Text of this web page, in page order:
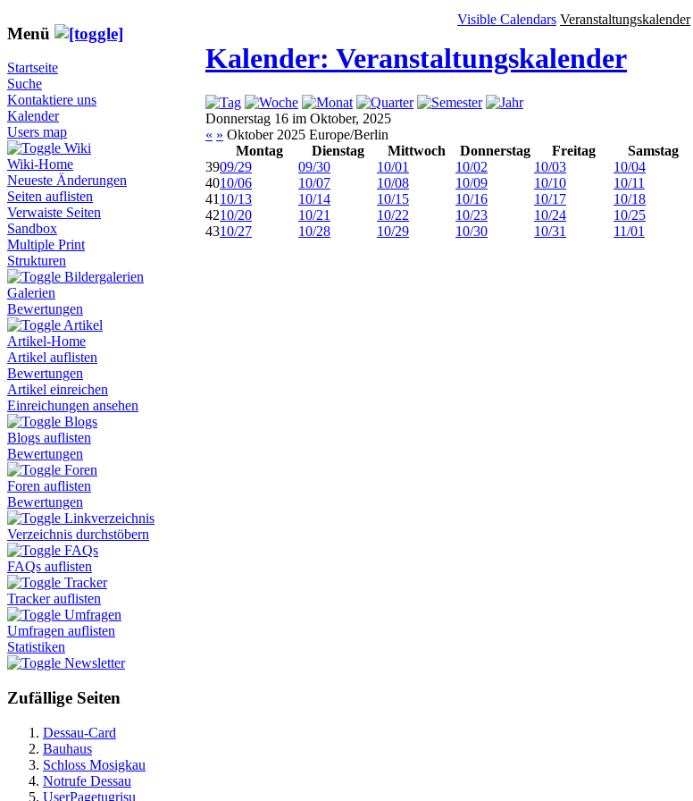
Menü
Startseite
Suche
Kontaktiere uns
Kalender
Users map
Wiki
Wiki-Home
Neueste Änderungen
Seiten auflisten
Verwaiste Seiten
Sandbox
Multiple Print
Strukturen
Bildergalerien
Galerien
Bewertungen
Artikel
Artikel-Home
Artikel auflisten
Bewertungen
Artikel einreichen
Einreichungen ansehen
Blogs
Blogs auflisten
Bewertungen
Foren
Foren auflisten
Bewertungen
Linkverzeichnis
Verzeichnis durchstöbern
FAQs
FAQs auflisten
Tracker
Tracker auflisten
Umfragen
Umfragen auflisten
Statistiken
Newsletter
Zufällige Seiten
Dessau-Card
Bauhaus
Schloss Mosigkau
Notrufe Dessau
UserPagetugrisu
Visible Calendars Veranstaltungskalender
Kalender: Veranstaltungskalender
Donnerstag 16 im Oktober, 2025
« » Oktober 2025 Europe/Berlin
Montag
Dienstag Mittwoch Donnerstag Freitag Samstag
3909/29 09/30 10/01 10/02 10/03 10/04
4010/06 10/07 10/08 10/09 10/10 10/11
41 10/13 10/14 10/15 10/16 10/17 10/18
4210/20 10/21 10/22 10/23 10/24 10/25
4310/27 10/28 10/29 10/30 10/31 11/01